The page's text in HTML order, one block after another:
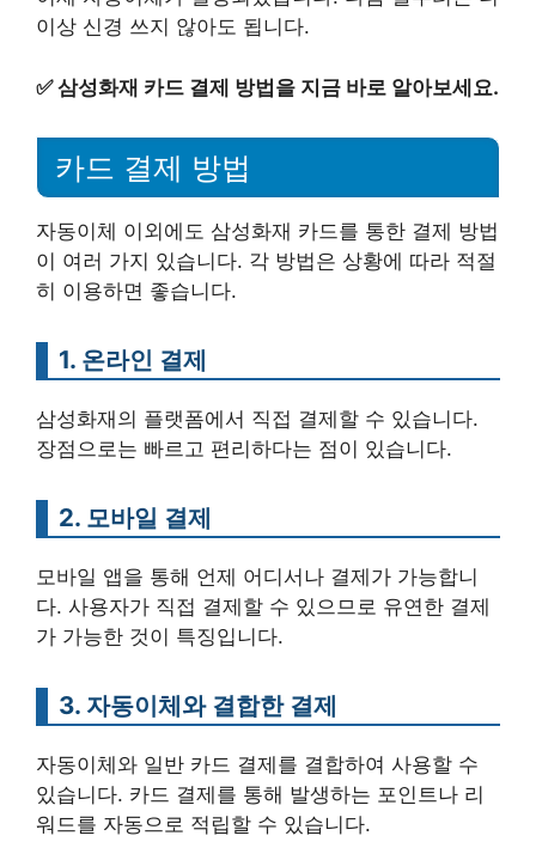
이상 신경 쓰지 않아도 됩니다.
✅삼성화재 카드 결제 방법을 지금 바로 알아보세요.
카드 결제 방법
자동이체 이외에도 삼성화재 카드를 통한 결제 방법
이 여러 가지 있습니다. 각 방법은 상황에 따라 적절
히 이용하면 좋습니다.
1. 온라인 결제
삼성화재의 플랫폼에서 직접 결제할 수 있습니다.
장점으로는 빠르고 편리하다는 점이 있습니다.
2. 모바일 결제
모바일 앱을 통해 언제 어디서나 결제가 가능합니
다. 사용자가 직접 결제할 수 있으므로 유연한 결제
가 가능한 것이 특징입니다.
3. 자동이체와 결합한 결제
자동이체와 일반 카드 결제를 결합하여 사용할 수
있습니다. 카드 결제를 통해 발생하는 포인트나 리
워드를 자동으로 적립할 수 있습니다.